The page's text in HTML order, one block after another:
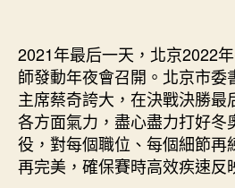
2021年最后一天，北京2022
師發動年夜會召開。北京市委
主席蔡奇誇大，在決戰決勝最
各方面氣力，盡心盡力打好冬
役，對每個職位、每個細節再
再完美，確保賽時高效疾速反